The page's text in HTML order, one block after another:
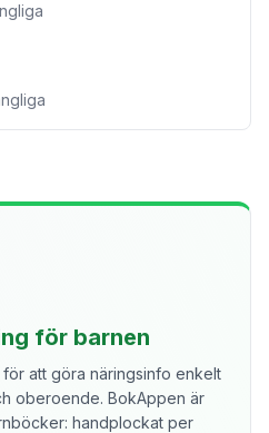
för barnen
att göra näringsinfo enkelt
oberoende. BokAppen är
handplockat per